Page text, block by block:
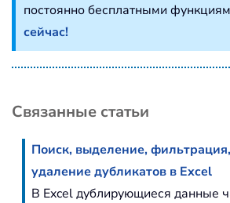
постоянно бесплатными
сейчас!
Связанные статьи
Поиск, выделение,
удаление дубликатов в Excel
В Excel дублирующиеся данные